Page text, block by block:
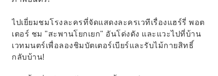
ไปเยี่ยมชมโรงละครที่จัดแสดงละครเวทีเรื่องแฮร์รี่ พอต
เตอร์ ชม "สะพานโยกเยก" อันโด่งดัง และแวะไปที่บ้าน
เวทมนตร์เพื่อลองชิมบัตเตอร์เบียร์และรับไม้กายสิทธิ์
กลับบ้าน!